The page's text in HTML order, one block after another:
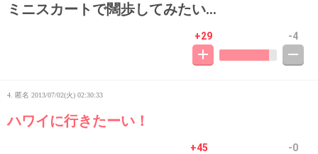
ミニスカートで闊歩してみたい…
+29 -4
4. 匿名 2013/07/02(火) 02:30:33
ハワイに行きたーい！
+45 -0